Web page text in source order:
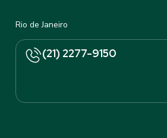
Rio de Janeiro
(21) 2277-9150